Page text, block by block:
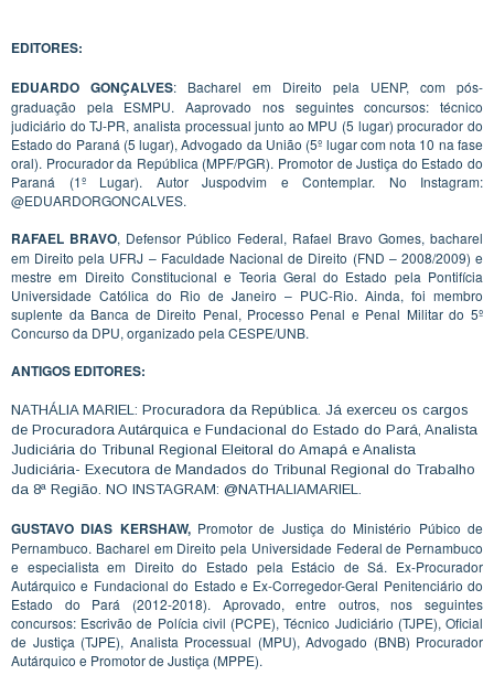
EDITORES:
EDUARDO GONÇALVES: Bacharel em Direito pela UENP, com pós-
graduação pela ESMPU. Aaprovado nos seguintes concursos: técnico
judiciário do TJ-PR, analista processual junto ao MPU (5 lugar) procurador do
Estado do Paraná (5 lugar), Advogado da União (5º lugar com nota 10 na fase
oral). Procurador da República (MPF/PGR). Promotor de Justiça do Estado do
Paraná (1º Lugar). Autor Juspodvim e Contemplar. No Instagram:
@EDUARDORGONCALVES.
RAFAEL BRAVO, Defensor Público Federal, Rafael Bravo Gomes, bacharel
em Direito pela UFRJ – Faculdade Nacional de Direito (FND – 2008/2009) e
mestre em Direito Constitucional e Teoria Geral do Estado pela Pontifícia
Universidade Católica do Rio de Janeiro – PUC-Rio. Ainda, foi membro
suplente da Banca de Direito Penal, Processo Penal e Penal Militar do 5º
Concurso da DPU, organizado pela CESPE/UNB.
ANTIGOS EDITORES:
NATHÁLIA MARIEL: Procuradora da República. Já exerceu os cargos
de Procuradora Autárquica e Fundacional do Estado do Pará, Analista
Judiciária do Tribunal Regional Eleitoral do Amapá e Analista
Judiciária- Executora de Mandados do Tribunal Regional do Trabalho
da 8ª Região. NO INSTAGRAM: @NATHALIAMARIEL.
GUSTAVO DIAS KERSHAW, Promotor de Justiça do Ministério Púbico de
Pernambuco. Bacharel em Direito pela Universidade Federal de Pernambuco
e especialista em Direito do Estado pela Estácio de Sá. Ex-Procurador
Autárquico e Fundacional do Estado e Ex-Corregedor-Geral Penitenciário do
Estado do Pará (2012-2018). Aprovado, entre outros, nos seguintes
concursos: Escrivão de Polícia civil (PCPE), Técnico Judiciário (TJPE), Oficial
de Justiça (TJPE), Analista Processual (MPU), Advogado (BNB) Procurador
Autárquico e Promotor de Justiça (MPPE).